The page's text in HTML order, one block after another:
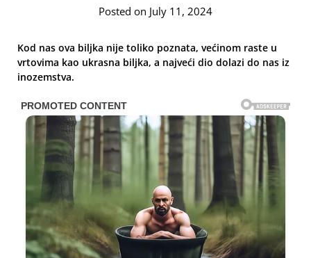
Posted on July 11, 2024
Kod nas ova biljka nije toliko poznata, većinom raste u
vrtovima kao ukrasna biljka, a najveći dio dolazi do nas iz
inozemstva.